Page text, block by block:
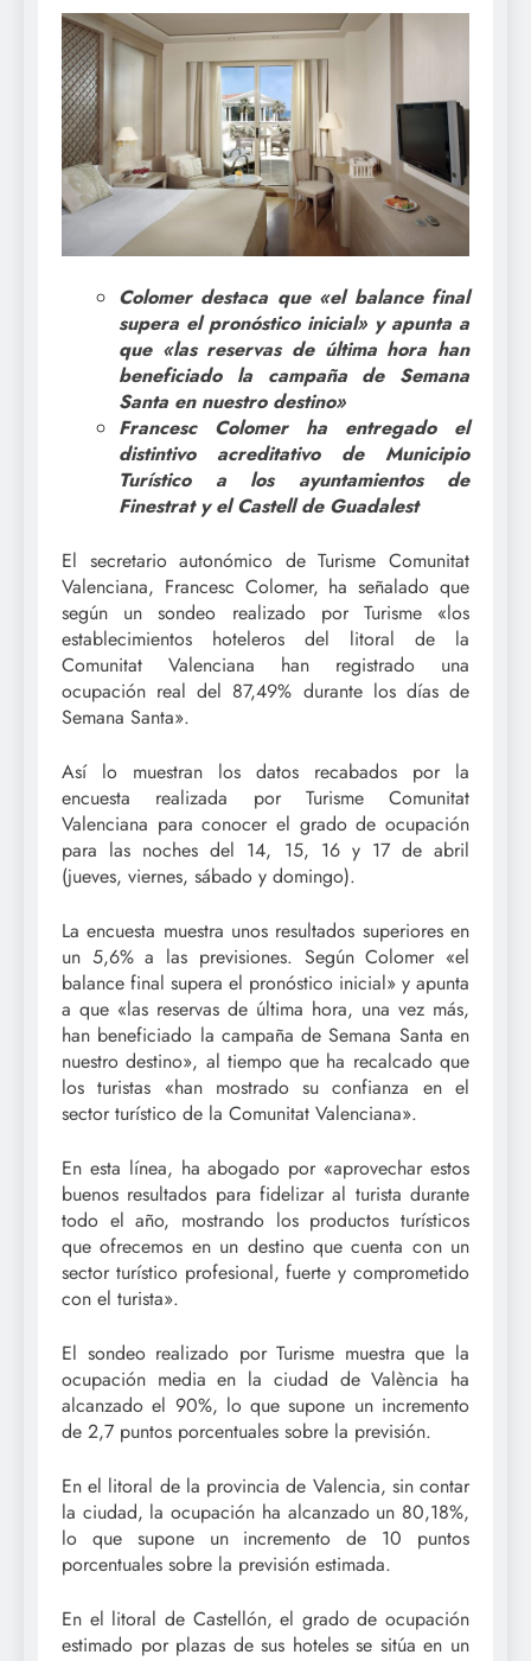
Colomer destaca que «el balance final
supera el pronóstico inicial» y apunta a
que «las reservas de última hora han
beneficiado la campaña de Semana
Santa en nuestro destino»
Francesc Colomer ha entregado el
distintivo acreditativo de Municipio
Turístico a los ayuntamientos de
Finestrat y el Castell de Guadalest
El secretario autonómico de Turisme Comunitat
Valenciana, Francesc Colomer, ha señalado que
según un sondeo realizado por Turisme «los
establecimientos hoteleros del litoral de la
Comunitat Valenciana han registrado una
ocupación real del 87,49% durante los días de
Semana Santa».
Así lo muestran los datos recabados por la
encuesta realizada por Turisme Comunitat
Valenciana para conocer el grado de ocupación
para las noches del 14, 15, 16 y 17 de abril
(jueves, viernes, sábado y domingo).
La encuesta muestra unos resultados superiores en
un 5,6% a las previsiones. Según Colomer «el
balance final supera el pronóstico inicial» y apunta
a que «las reservas de última hora, una vez más,
han beneficiado la campaña de Semana Santa en
nuestro destino», al tiempo que ha recalcado que
los turistas «han mostrado su confianza en el
sector turístico de la Comunitat Valenciana».
En esta línea, ha abogado por «aprovechar estos
buenos resultados para fidelizar al turista durante
todo el año, mostrando los productos turísticos
que ofrecemos en un destino que cuenta con un
sector turístico profesional, fuerte y comprometido
con el turista».
El sondeo realizado por Turisme muestra que la
ocupación media en la ciudad de València ha
alcanzado el 90%, lo que supone un incremento
de 2,7 puntos porcentuales sobre la previsión.
En el litoral de la provincia de Valencia, sin contar
la ciudad, la ocupación ha alcanzado un 80,18%,
lo que supone un incremento de 10 puntos
porcentuales sobre la previsión estimada.
En el litoral de Castellón, el grado de ocupación
estimado por plazas de sus hoteles se sitúa en un